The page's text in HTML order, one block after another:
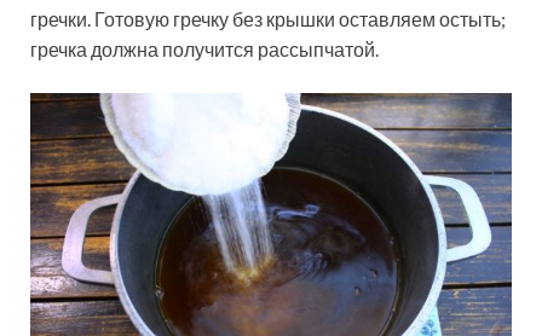
гречки. Готовую гречку без крышки оставляем остыть;
гречка должна получится рассыпчатой.